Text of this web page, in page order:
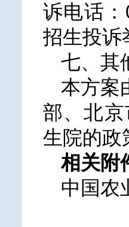
诉电话：
招生投诉
七、其
本方案
部、北
生院的政
相关附
中国农